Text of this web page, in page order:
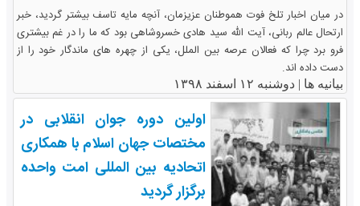
در میان اخبار تلخ فوت هموطنان عزیزمان، آنچه مایه تاسف بیشتر گردید، خبر
ارتحال عالم ربانی، آیت الله سید هادی خسروشاهی بود که ما را در غم بیشتری
فرو برد چرا که فعالان عرصه بین الملل، یکی از چهره های ماندگار خود را از
دست داده اند.
بیانیه ها | دوشنبه ۱۲ اسفند ۱۳۹۸
اولین دوره جوان انقلابی در
مختصات جهان اسلام با همکاری
اتحادیه بین المللی امت واحده
برگزار گردید